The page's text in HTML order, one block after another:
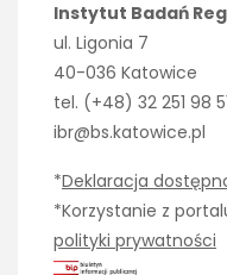
Instytut Badań
ul. Ligonia 7
40-036 Katowice
tel. (+48) 32 251 98
ibr@bs.katowice.pl
*Deklaracja
*Korzystanie z
polityki prywatności